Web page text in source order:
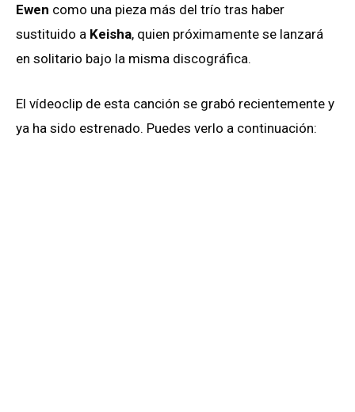
Ewen como una pieza más del trío tras haber
sustituido a Keisha, quien próximamente se lanzará
en solitario bajo la misma discográfica.
El vídeoclip de esta canción se grabó recientemente y
ya ha sido estrenado. Puedes verlo a continuación: